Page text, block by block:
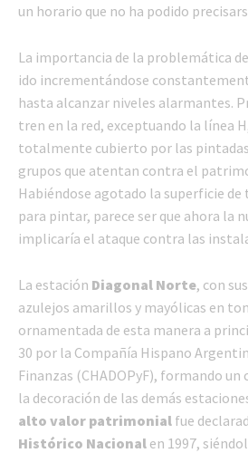
un horario que no ha podido
La importancia de la problemática
ido incrementándose
hasta alcanzar niveles alarmantes.
tren en la red, exceptuando la línea
totalmente cubierto por las
grupos que atentan contra el
Habiéndose agotado la superficie
para pintar, parece ser que ahora la
implicaría el ataque contra las
La estación Diagonal Norte, con
azulejos amarillos y mayólicas en
ornamentada de esta manera a
30 por la Compañía Hispano
Finanzas (CHADOPyF), formando
la decoración de las demás
alto valor patrimonial fue
Histórico Nacional en 1997,